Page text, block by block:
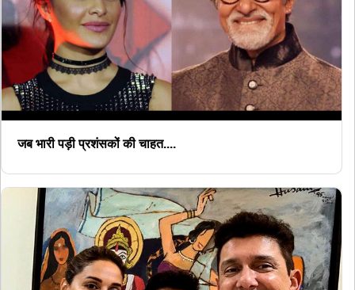
जब भारी पड़ी प्रशंसकों की चाहत....